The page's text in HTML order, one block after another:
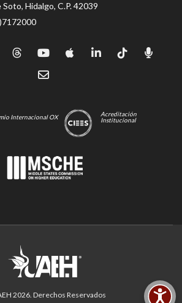
Hidalgo, C.P. 42039
Internacional OX
Acreditación
Institucional
2026. Derechos Reservados